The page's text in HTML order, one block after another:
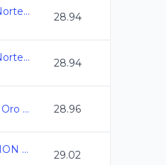
1er Torneo de Zona Norte CL2026 - 28.94
1er Torneo de Zona Norte CL2026 - 28.94
Campeonato Estatal Oro Juvenil C.L. 2025-2026 28.96
ESTATAL DE NATACION COAHUILA C.L. 2026 29.02